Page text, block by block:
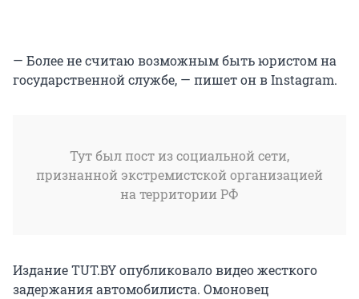
— Более не считаю возможным быть юристом на
государственной службе, — пишет он в Instagram.
Тут был пост из социальной сети,
признанной экстремистской организацией
на территории РФ
Издание TUT.BY опубликовало видео жесткого
задержания автомобилиста. Омоновец